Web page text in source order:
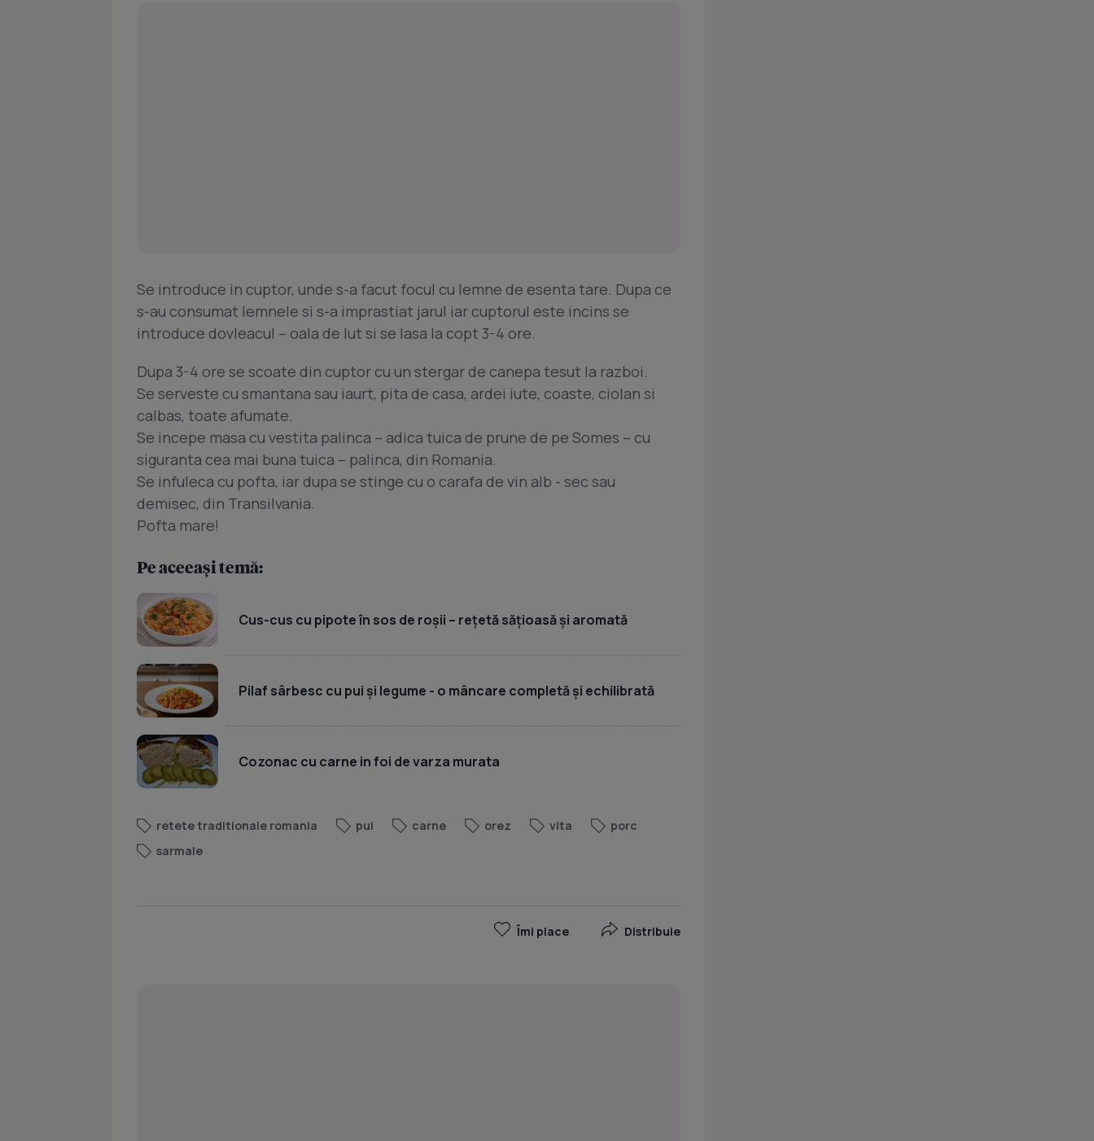
Se introduce in cuptor, unde s-a facut focul cu lemne de esenta tare. Dupa ce
s-au consumat lemnele si s-a imprastiat jarul iar cuptorul este incins se
introduce dovleacul – oala de lut si se lasa la copt 3-4 ore.
Dupa 3-4 ore se scoate din cuptor cu un stergar de canepa tesut la razboi.
Se serveste cu smantana sau iaurt, pita de casa, ardei iute, coaste, ciolan si
calbas, toate afumate.
Se incepe masa cu vestita palinca – adica tuica de prune de pe Somes – cu
siguranta cea mai buna tuica – palinca, din Romania.
Se infuleca cu pofta, iar dupa se stinge cu o carafa de vin alb - sec sau
demisec, din Transilvania.
Pofta mare!
Pe aceeași temă:
Cus-cus cu pipote în sos de roșii – rețetă sățioasă și aromată
Pilaf sârbesc cu pui și legume - o mâncare completă și echilibrată
Cozonac cu carne in foi de varza murata
retete traditionale romania pui carne orez vita
porc
sarmale
Îmi place Distribuie